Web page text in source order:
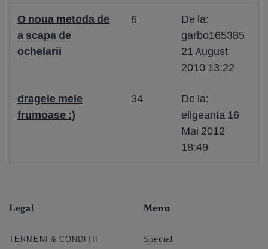
O noua metoda de
a scapa de
ochelarii
6
De la:
garbo165385
21 August
2010 13:22
dragele mele
frumoase :)
34
De la:
eligeanta 16
Mai 2012
18:49
Legal
TERMENI & CONDIȚII
Menu
Special